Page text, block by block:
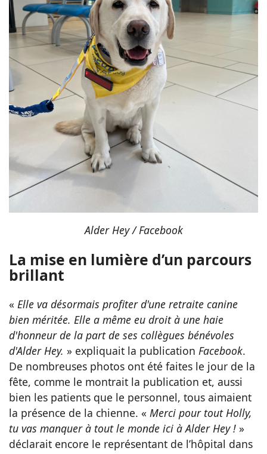
Alder Hey / Facebook
La mise en lumière d’un parcours
brillant
« Elle va désormais profiter d'une retraite canine
bien méritée. Elle a même eu droit à une haie
d'honneur de la part de ses collègues bénévoles
d'Alder Hey. » expliquait la publication Facebook.
De nombreuses photos ont été faites le jour de la
fête, comme le montrait la publication et, aussi
bien les patients que le personnel, tous aimaient
la présence de la chienne. « Merci pour tout Holly,
tu vas manquer à tout le monde ici à Alder Hey ! »
déclarait encore le représentant de l’hôpital dans